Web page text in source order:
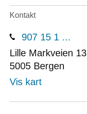
Kontakt
907 15 1 ...
Lille Markveien 13
5005 Bergen
Vis kart